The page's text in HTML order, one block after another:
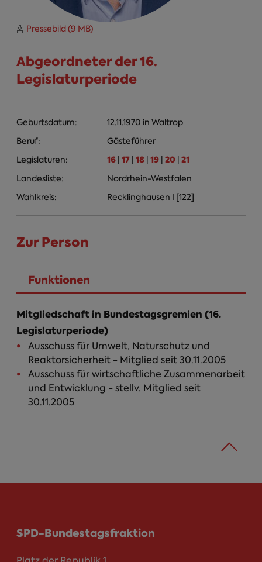
Pressebild (9 MB)
Abgeordneter der 16.
Legislaturperiode
Geburtsdatum: 12.11.1970 in Waltrop
Beruf:
Gästeführer
Legislaturen:
16 17 18 19 20 21
Landesliste:
Nordrhein-Westfalen
Wahlkreis:
Recklinghausen I [122]
Zur Person
Person Infos
Funktionen
Mitgliedschaft in Bundestagsgremien (16.
Legislaturperiode)
Ausschuss für Umwelt, Naturschutz und
Reaktorsicherheit - Mitglied seit 30.11.2005
Ausschuss für wirtschaftliche Zusammenarbeit
und Entwicklung - stellv. Mitglied seit
30.11.2005
SPD-Bundestagsfraktion